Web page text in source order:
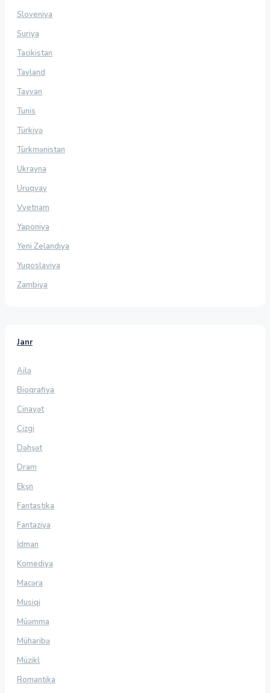
Sloveniya
Suriya
Tacikistan
Tayland
Tayvan
Tunis
Türkiyə
Türkmənistan
Ukrayna
Uruqvay
Vyetnam
Yaponiya
Yeni Zelandiya
Yuqoslaviya
Zambiya
Janr
Ailə
Bioqrafiya
Cinayət
Cizgi
Dəhşət
Dram
Ekşn
Fantastika
Fantaziya
İdman
Komediya
Macəra
Musiqi
Müəmma
Müharibə
Müzikl
Romantika